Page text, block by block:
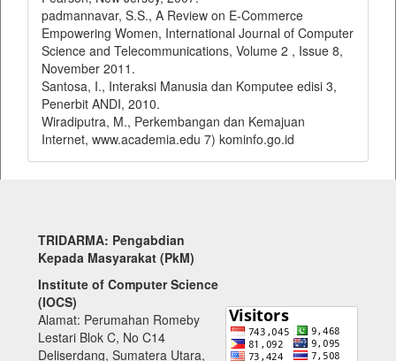
padmannavar, S.S., A Review on E-Commerce
Empowering Women, International Journal of Computer
Science and Telecommunications, Volume 2 , Issue 8,
November 2011.
Santosa, I., Interaksi Manusia dan Komputee edisi 3,
Penerbit ANDI, 2010.
Wiradiputra, M., Perkembangan dan Kemajuan
Internet, www.academia.edu 7) kominfo.go.id
TRIDARMA: Pengabdian
Kepada Masyarakat (PkM)
Institute of Computer Science
(IOCS)
Alamat: Perumahan Romeby
Lestari Blok C, No C14
Deliserdang, Sumatera Utara,